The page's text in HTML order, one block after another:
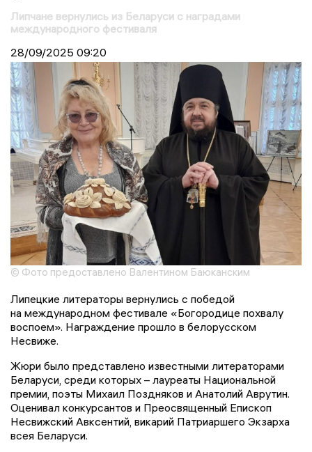
Липчане вернулись из Беларуси с наградами
международного фестиваля
28/09/2025 09:20
© Фото предоставлено Валентином Баюканским
Липецкие литераторы вернулись с победой
на международном фестивале «Богородице похвалу
воспоем». Награждение прошло в белорусском
Несвиже.
Жюри было представлено известными литераторами
Беларуси, среди которых – лауреаты Национальной
премии, поэты Михаил Поздняков и Анатолий Аврутин.
Оценивал конкурсантов и Преосвященный Епископ
Несвижский Авксентий, викарий Патриаршего Экзарха
всея Беларуси.